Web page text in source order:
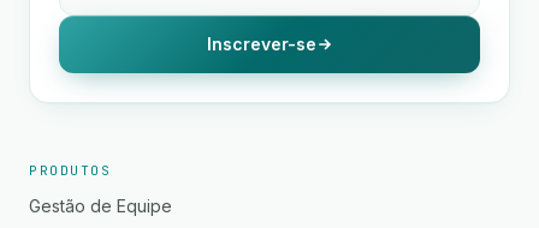
Inscrever-se
PRODUTOS
Gestão de Equipe